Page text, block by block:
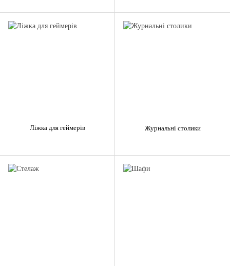
Ліжка для геймерів Журнальні столики